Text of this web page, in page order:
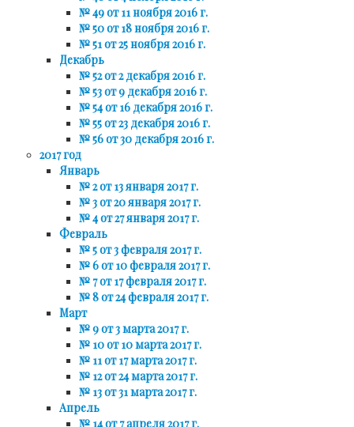
№ 49 от 11 ноября 2016 г.
№ 50 от 18 ноября 2016 г.
№ 51 от 25 ноября 2016 г.
Декабрь
№ 52 от 2 декабря 2016 г.
№ 53 от 9 декабря 2016 г.
№ 54 от 16 декабря 2016 г.
№ 55 от 23 декабря 2016 г.
№ 56 от 30 декабря 2016 г.
2017 год
Январь
№ 2 от 13 января 2017 г.
№ 3 от 20 января 2017 г.
№ 4 от 27 января 2017 г.
Февраль
№ 5 от 3 февраля 2017 г.
№ 6 от 10 февраля 2017 г.
№ 7 от 17 февраля 2017 г.
№ 8 от 24 февраля 2017 г.
Март
№ 9 от 3 марта 2017 г.
№ 10 от 10 марта 2017 г.
№ 11 от 17 марта 2017 г.
№ 12 от 24 марта 2017 г.
№ 13 от 31 марта 2017 г.
Апрель
№ 14 от 7 апреля 2017 г.